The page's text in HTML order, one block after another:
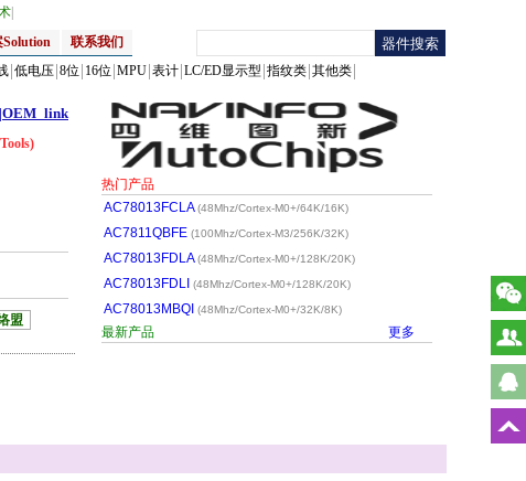
Solution
联系我们
低电压 8位 16位 MPU 表计 LC/ED显示型 指纹类 其他类
盟
热门产品
AC78013FCLA(48Mhz/Cortex-M0+/64K/16K)
AC7811QBFE (100Mhz/Cortex-M3/256K/32K)
AC78013FDLA(48Mhz/Cortex-M0+/128K/20K)
AC78013FDLI (48Mhz/Cortex-M0+/128K/20K)
AC78013MBQI (48Mhz/Cortex-M0+/32K/8K)
最新产品 更多